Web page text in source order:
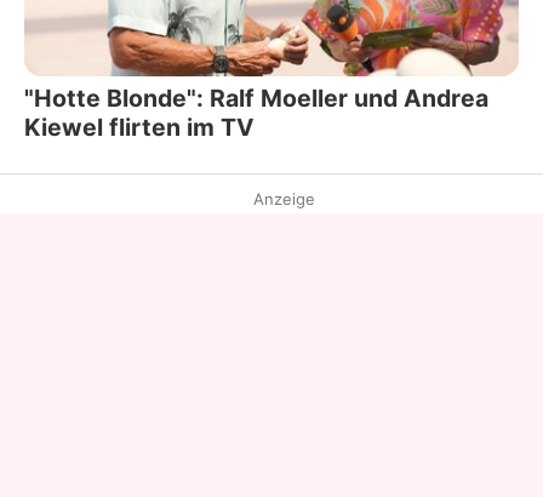
"Hotte Blonde": Ralf Moeller und Andrea
Kiewel flirten im TV
Anzeige